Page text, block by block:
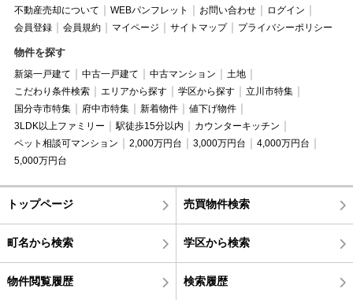
不動産売却について
WEBパンフレット お問い合わせ
ログイン
会員登録
会員規約 マイページ サイトマップ プライバシーポリシー
物件を探す
新築一戸建て 中古一戸建て 中古マンション
土地
こだわり条件検索
エリアから探す 学区から探す
立川市特集
国分寺市特集
府中市特集 新着物件
値下げ物件
3LDK以上ファミリー
駅徒歩15分以内
カウンターキッチン
ペット相談可マンション
2,000万円台 3,000万円台
4,000万円台
5,000万円台
トップページ 売買物件検索
町名から検索 学区から検索
物件閲覧履歴 検索履歴